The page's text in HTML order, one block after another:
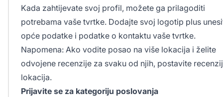
Kada zahtijevate svoj profil, možete ga prilagoditi
potrebama vaše tvrtke. Dodajte svoj logotip plus
opće podatke i podatke o kontaktu vaše tvrtke.
Napomena: Ako vodite posao na više lokacija i želite
odvojene recenzije za svaku od njih, postavite
lokacija.
Prijavite se za kategoriju poslovanja